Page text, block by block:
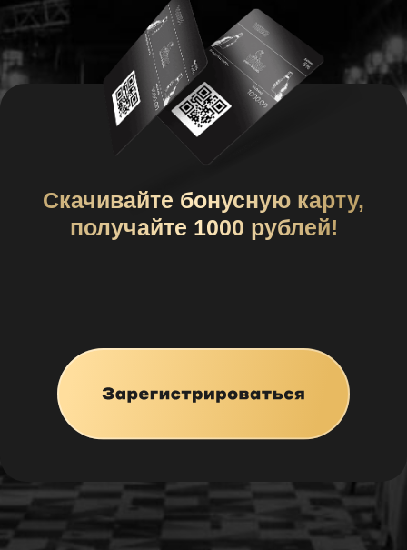
Получили 112 отзывов
с оценкой 5/5 на народных
порталах
Приходите и окунитесь
в атмосферу ирландского
паба